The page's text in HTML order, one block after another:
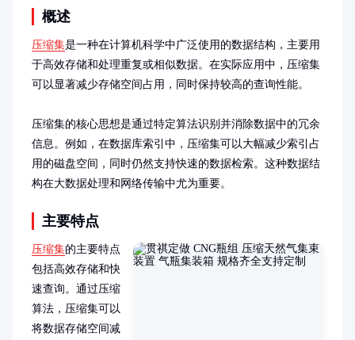
概述
压缩集是一种在计算机科学中广泛使用的数据结构，主要用
于高效存储和处理重复或相似数据。在实际应用中，压缩集
可以显著减少存储空间占用，同时保持较高的查询性能。
压缩集的核心思想是通过特定算法识别并消除数据中的冗余
信息。例如，在数据库索引中，压缩集可以大幅减少索引占
用的磁盘空间，同时仍然支持快速的数据检索。这种数据结
构在大数据处理和网络传输中尤为重要。
主要特点
压缩集的主要特点
包括高效存储和快
速查询。通过压缩
算法，压缩集可以
将数据存储空间减